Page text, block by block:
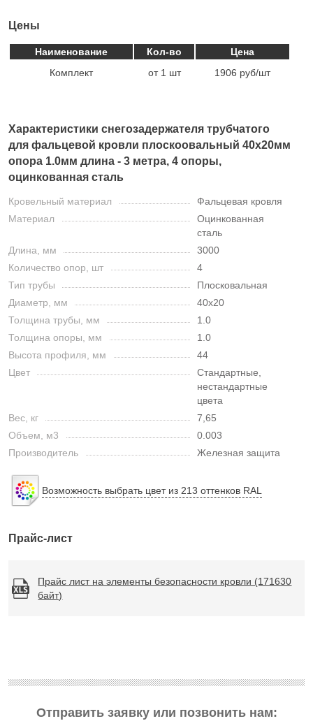
Цены
Наименование Кол-во
Цена
Комплект
от 1 шт 1906 руб/шт
Характеристики снегозадержателя трубчатого
для фальцевой кровли плоскоовальный 40х20мм
опора 1.0мм длина - 3 метра, 4 опоры,
оцинкованная сталь
Кровельный материал
Фальцевая кровля
Материал
Оцинкованная
сталь
Длина, мм
3000
Количество опор, шт
4
Тип трубы
Плосковальная
Диаметр, мм
40х20
Толщина трубы, мм
1.0
Толщина опоры, мм
1.0
Высота профиля, мм
44
Цвет
Стандартные,
нестандартные
цвета
Вес, кг
7,65
Объем, м3
0.003
Производитель
Железная защита
Возможность выбрать цвет из 213 оттенков RAL
Прайс-лист
Прайс лист на элементы безопасности кровли (171630
байт)
Отправить заявку или позвонить нам: